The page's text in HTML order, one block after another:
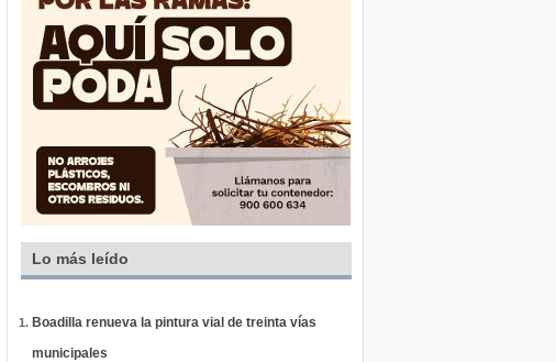
Lo más leído
Boadilla renueva la pintura vial de treinta vías
municipales